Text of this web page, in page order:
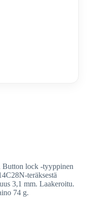
Button lock -tyyppinen
teräksestä
3,1 mm. Laakeroitu.
74 g.